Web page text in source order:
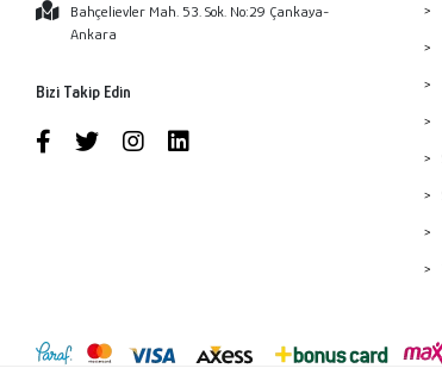
Bahçelievler Mah. 53. Sok. No:29 Çankaya-
Ankara
Bizi Takip Edin